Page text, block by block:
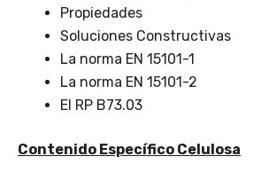
Propiedades
Soluciones Constructivas
La norma EN 15101-1
La norma EN 15101-2
El RP B73.03
Contenido Específico Celulosa